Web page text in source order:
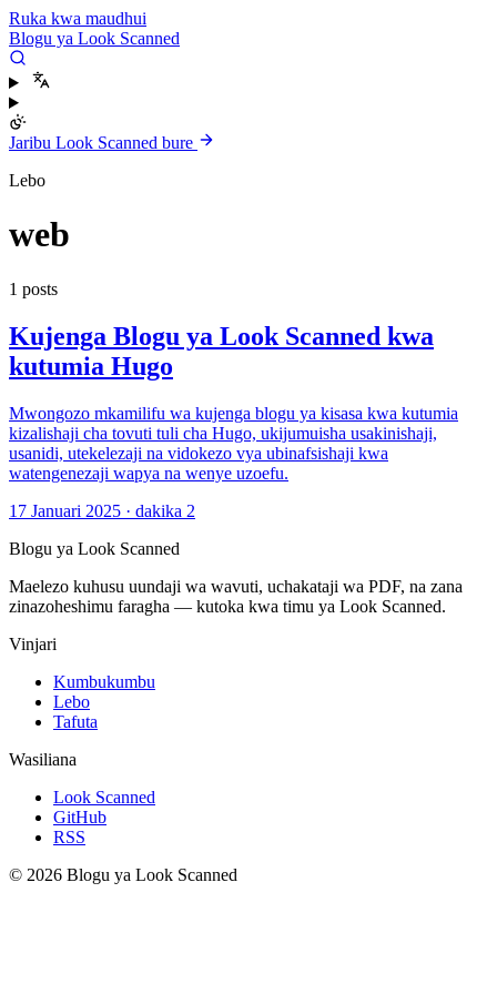
Ruka kwa maudhui
Blogu ya Look Scanned
Jaribu Look Scanned bure
Lebo
web
1 posts
Kujenga Blogu ya Look Scanned kwa
kutumia Hugo
Mwongozo mkamilifu wa kujenga blogu ya kisasa kwa kutumia
kizalishaji cha tovuti tuli cha Hugo, ukijumuisha usakinishaji,
usanidi, utekelezaji na vidokezo vya ubinafsishaji kwa
watengenezaji wapya na wenye uzoefu.
17 Januari 2025 · dakika 2
Blogu ya Look Scanned
Maelezo kuhusu uundaji wa wavuti, uchakataji wa PDF, na zana
zinazoheshimu faragha — kutoka kwa timu ya Look Scanned.
Vinjari
Kumbukumbu
Lebo
Tafuta
Wasiliana
Look Scanned
GitHub
RSS
© 2026 Blogu ya Look Scanned